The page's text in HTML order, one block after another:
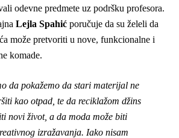
odevne predmete uz podršku profesora.
Lejla Spahić poručuje da su želeli da
može pretvoriti u nove, funkcionalne i
komade.
da pokažemo da stari materijal ne
kao otpad, te da reciklažom džins
novi život, a da moda može biti
izražavanja. Iako nisam